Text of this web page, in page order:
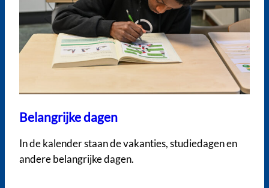
Belangrijke dagen
In de kalender staan de vakanties, studiedagen en
andere belangrijke dagen.